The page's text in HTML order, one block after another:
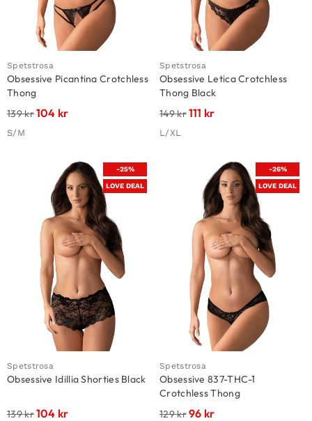
Spetstrosa
Obsessive Picantina Crotchless
Thong
139kr104 kr
S/M
Spetstrosa
Obsessive Letica Crotchless
Thong Black
149kr111 kr
L/XL
-25%
LOVE DEAL
Spetstrosa
Obsessive Idillia Shorties Black
139kr104 kr
-26%
LOVE DEAL
Spetstrosa
Obsessive 837-THC-1
Crotchless Thong
129kr96 kr